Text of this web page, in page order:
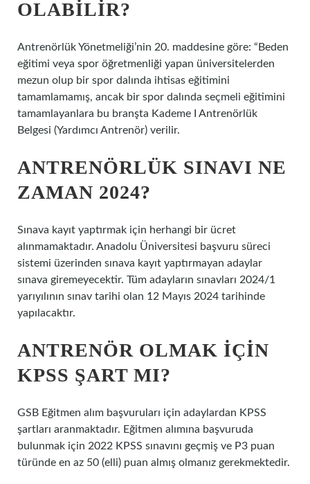
OLABILIR?
Antrenörlük Yönetmeliği’nin 20. maddesine göre: “Beden
eğitimi veya spor öğretmenliği yapan üniversitelerden
mezun olup bir spor dalında ihtisas eğitimini
tamamlamamış, ancak bir spor dalında seçmeli eğitimini
tamamlayanlara bu branşta Kademe I Antrenörlük
Belgesi (Yardımcı Antrenör) verilir.
ANTRENÖRLÜK SINAVI NE
ZAMAN 2024?
Sınava kayıt yaptırmak için herhangi bir ücret
alınmamaktadır. Anadolu Üniversitesi başvuru süreci
sistemi üzerinden sınava kayıt yaptırmayan adaylar
sınava giremeyecektir. Tüm adayların sınavları 2024/1
yarıyılının sınav tarihi olan 12 Mayıs 2024 tarihinde
yapılacaktır.
ANTRENÖR OLMAK IÇIN
KPSS ŞART MI?
GSB Eğitmen alım başvuruları için adaylardan KPSS
şartları aranmaktadır. Eğitmen alımına başvuruda
bulunmak için 2022 KPSS sınavını geçmiş ve P3 puan
türünde en az 50 (elli) puan almış olmanız gerekmektedir.